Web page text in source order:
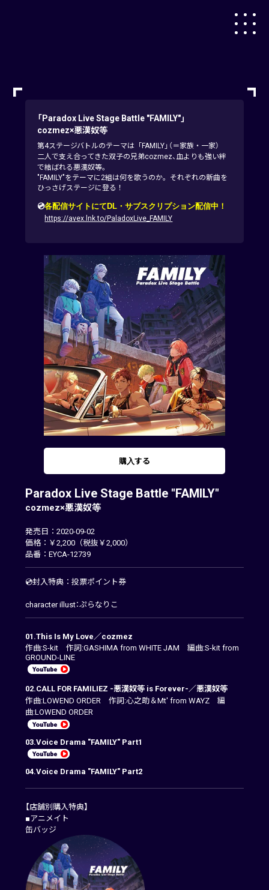
「Paradox Live Stage Battle "FAMILY"」
cozmez×悪漢奴等
第4ステージバトルのテーマは「FAMILY」（＝家族・一家）
二人で支え合ってきた双子の兄弟cozmez、血よりも強い絆
で結ばれる悪漢奴等。
"FAMILY"をテーマに2組は何を歌うのか。それぞれの新曲を
ひっさげステージに登る！
💿各配信サイトにてDL・サブスクリプション配信中！
https://avex.lnk.to/PaladoxLive_FAMILY
購入する
Paradox Live Stage Battle "FAMILY"
cozmez×悪漢奴等
発売日：2020-09-02
価格：￥2,200（税抜￥2,000）
品番：EYCA-12739
💿封入特典：投票ポイント券
character illust：ぷらなりこ
01.This Is My Love／cozmez
作曲:S-kit 作詞:GASHIMA from WHITE JAM 編曲:S-kit from
GROUND-LINE
02.CALL FOR FAMILIEZ -悪漢奴等 is Forever-／悪漢奴等
作曲:LOWEND ORDER 作詞:心之助＆Mt' from WAYZ 編
曲:LOWEND ORDER
03.Voice Drama "FAMILY" Part1
04.Voice Drama "FAMILY" Part2
【店舗別購入特典】
■アニメイト
缶バッジ